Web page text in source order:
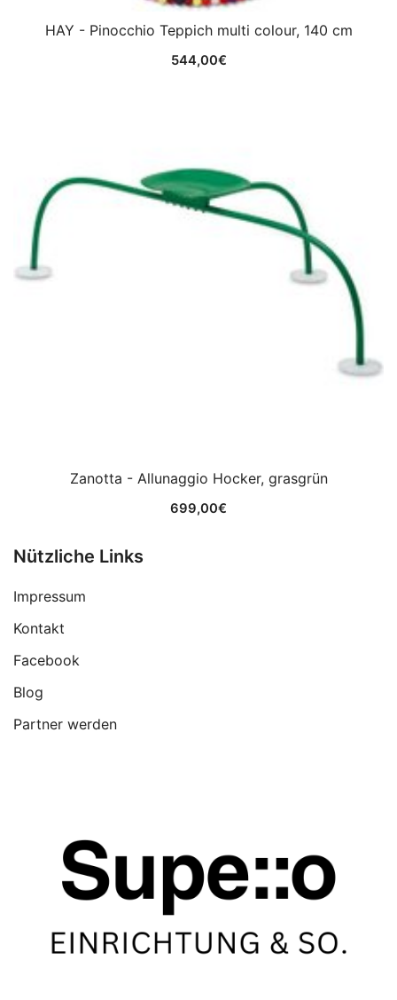
HAY - Pinocchio Teppich multi colour, 140 cm
544,00€
Zanotta - Allunaggio Hocker, grasgrün
699,00€
Nützliche Links
Impressum
Kontakt
Facebook
Blog
Partner werden